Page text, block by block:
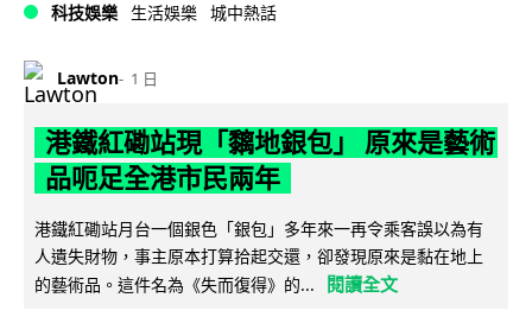
科技娛樂 生活娛樂 城中熱話
Lawton 1 日
港鐵紅磡站現「黐地銀包」 原來是藝術
品呃足全港市民兩年
港鐵紅磡站月台一個銀色「銀包」多年來一再令乘客誤以為有
人遺失財物，事主原本打算拾起交還，卻發現原來是黏在地上
的藝術品。這件名為《失而復得》的...
閱讀全文